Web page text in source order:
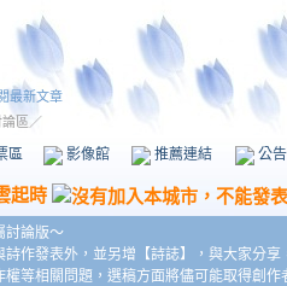
最新文章
論區／
區 影像館 推薦連結 公
起時
討論版～
詩作發表外，並另增【詩誌】，與大家分
權等相關問題，選稿方面將儘可能取得創